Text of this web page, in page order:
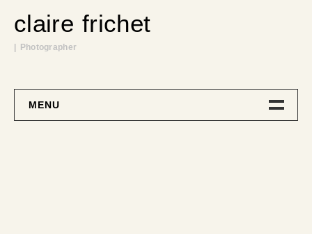
claire frichet
| Photographer
MENU